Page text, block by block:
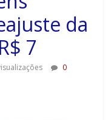
da
7
0